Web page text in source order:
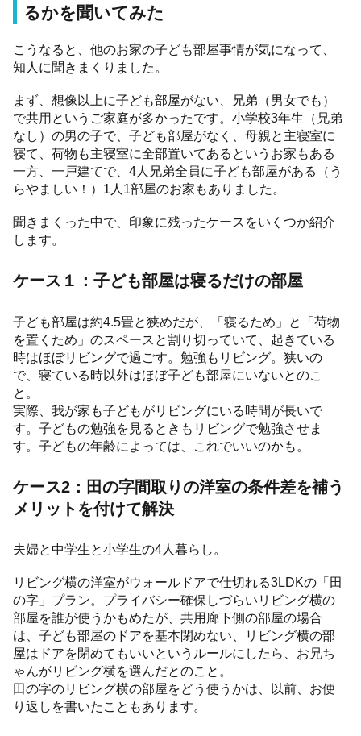
るかを聞いてみた
こうなると、他のお家の子ども部屋事情が気になって、
知人に聞きまくりました。
まず、想像以上に子ども部屋がない、兄弟（男女でも）
で共用というご家庭が多かったです。小学校3年生（兄弟
なし）の男の子で、子ども部屋がなく、母親と主寝室に
寝て、荷物も主寝室に全部置いてあるというお家もある
一方、一戸建てで、4人兄弟全員に子ども部屋がある（う
らやましい！）1人1部屋のお家もありました。
聞きまくった中で、印象に残ったケースをいくつか紹介
します。
ケース１：子ども部屋は寝るだけの部屋
子ども部屋は約4.5畳と狭めだが、「寝るため」と「荷物
を置くため」のスペースと割り切っていて、起きている
時はほぼリビングで過ごす。勉強もリビング。狭いの
で、寝ている時以外はほぼ子ども部屋にいないとのこ
と。
実際、我が家も子どもがリビングにいる時間が長いで
す。子どもの勉強を見るときもリビングで勉強させま
す。子どもの年齢によっては、これでいいのかも。
ケース2：田の字間取りの洋室の条件差を補う
メリットを付けて解決
夫婦と中学生と小学生の4人暮らし。
リビング横の洋室がウォールドアで仕切れる3LDKの「田
の字」プラン。プライバシー確保しづらいリビング横の
部屋を誰が使うかもめたが、共用廊下側の部屋の場合
は、子ども部屋のドアを基本閉めない、リビング横の部
屋はドアを閉めてもいいというルールにしたら、お兄ち
ゃんがリビング横を選んだとのこと。
田の字のリビング横の部屋をどう使うかは、以前、お便
り返しを書いたこともあります。